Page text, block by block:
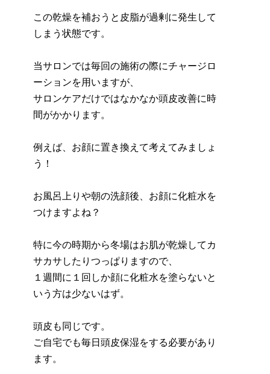
この乾燥を補おうと皮脂が過剰に発生して
しまう状態です。
当サロンでは毎回の施術の際にチャージロ
ーションを用いますが、
サロンケアだけではなかなか頭皮改善に時
間がかかります。
例えば、お顔に置き換えて考えてみましょ
う！
お風呂上りや朝の洗顔後、お顔に化粧水を
つけますよね？
特に今の時期から冬場はお肌が乾燥してカ
サカサしたりつっぱりますので、
１週間に１回しか顔に化粧水を塗らないと
いう方は少ないはず。
頭皮も同じです。
ご自宅でも毎日頭皮保湿をする必要があり
ます。